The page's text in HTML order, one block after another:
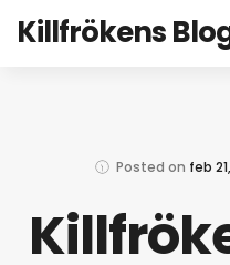
Killfrökens
Posted on feb